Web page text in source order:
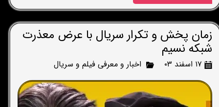
زمان پخش و تکرار سریال با عرض معذرت
شبکه نسیم
۱۷ اسفند ۰۳ اخبار و معرفی فیلم و سریال